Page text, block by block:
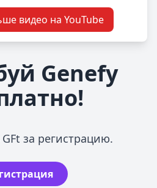
видео на YouTube
Genefy
за регистрацию.